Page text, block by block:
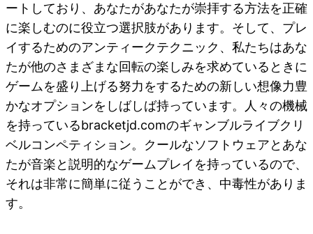
ートしており、あなたがあなたが崇拝する方法を正確
に楽しむのに役立つ選択肢があります。そして、プレ
イするためのアンティークテクニック、私たちはあな
たが他のさまざまな回転の楽しみを求めているときに
ゲームを盛り上げる努力をするための新しい想像力豊
かなオプションをしばしば持っています。人々の機械
を持っているbracketjd.comのギャンブルライブクリ
ベルコンペティション。クールなソフトウェアとあな
たが音楽と説明的なゲームプレイを持っているので、
それは非常に簡単に従うことができ、中毒性がありま
す。